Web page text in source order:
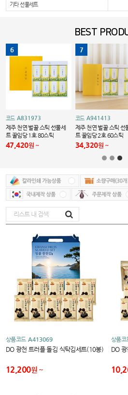
기타 선물세트
BEST
6
코드 A831973
제주 천연 벌꿀 스틱 선물세
트 꿀임당 1호 80스틱
47,420원
7
코드 A941413
제주 천연 벌꿀 스틱 선
트 꿀임당 2호 60스틱
34,320원
상품코드 A413069
DO 광천 트러플 돌김 식탁김세트(10봉)
12,200원
상품코
DO 광